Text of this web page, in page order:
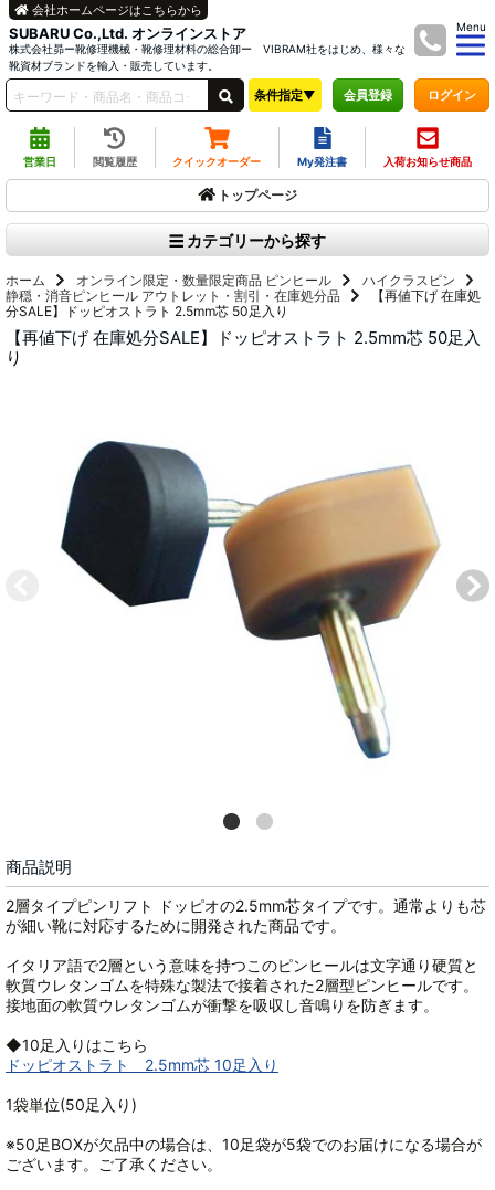
SUBARU Co.,Ltd. オンラインストア
株式会社昴ー靴修理機械・靴修理材料の総合卸ー VIBRAM社をはじめ、様々な
靴資材ブランドを輸入・販売しています。
Menu
会社ホームページはこちらから
条件指定▼ 会員登録 ログイン
営業日 閲覧履歴 クイックオーダー My発注書 入荷お知らせ商品
トップページ
カテゴリーから探す
ホーム オンライン限定・数量限定商品 ピンヒール
ハイクラスピン
静穏・消音ピンヒール アウトレット・割引・在庫処分品
【再値下げ 在庫処
分SALE】ドッピオストラト 2.5mm芯 50足入り
【再値下げ 在庫処分SALE】ドッピオストラト 2.5mm芯 50足入
り
商品説明
2層タイプピンリフト ドッピオの2.5mm芯タイプです。通常よりも芯
が細い靴に対応するために開発された商品です。
イタリア語で2層という意味を持つこのピンヒールは文字通り硬質と
軟質ウレタンゴムを特殊な製法で接着された2層型ピンヒールです。
接地面の軟質ウレタンゴムが衝撃を吸収し音鳴りを防ぎます。
◆10足入りはこちら
ドッピオストラト 2.5mm芯 10足入り
1袋単位(50足入り)
※50足BOXが欠品中の場合は、10足袋が5袋でのお届けになる場合が
ございます。ご了承ください。